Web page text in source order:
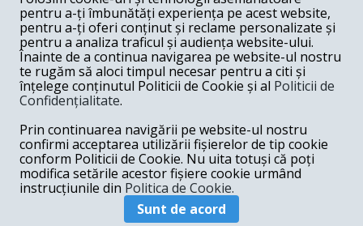
Nume
Email
Postează comentariu
pentru a-ți îmbunătăți experiența pe acest website,
pentru a-ți oferi conținut și reclame personalizate și
pentru a analiza traficul și audiența website-ului.
Înainte de a continua navigarea pe website-ul nostru
te rugăm să aloci timpul necesar pentru a citi și
înțelege conținutul Politicii de Cookie și al Politicii de
Confidențialitate.
Prin continuarea navigării pe website-ul nostru
confirmi acceptarea utilizării fișierelor de tip cookie
conform Politicii de Cookie. Nu uita totuși că poți
modifica setările acestor fișiere cookie urmând
instrucțiunile din Politica de Cookie.
Sunt de acord